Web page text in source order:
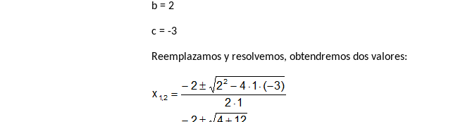
b = 2
c = -3
Reemplazamos y resolvemos, obtendremos dos valores: